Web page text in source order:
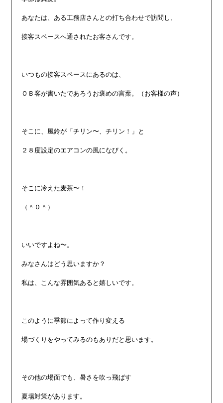
あなたは、ある工務店さんとの打ち合わせで訪問し、
接客スペースへ通されたお客さんです。
いつもの接客スペースにあるのは、
ＯＢ客が書いたであろうお褒めの言葉。（お客様の声）
そこに、風鈴が「チリン〜、チリン！」と
２８度設定のエアコンの風になびく。
そこに冷えた麦茶〜！
（＾０＾）
いいですよね〜。
みなさんはどう思いますか？
私は、こんな雰囲気あると嬉しいです。
このように季節によって作り変える
場づくりをやってみるのもありだと思います。
その他の場面でも、暑さを吹っ飛ばす
夏場対策があります。